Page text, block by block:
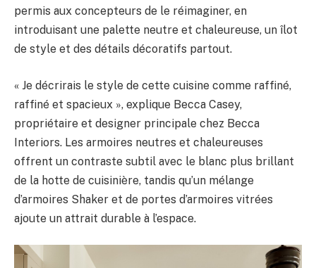
permis aux concepteurs de le réimaginer, en
introduisant une palette neutre et chaleureuse, un îlot
de style et des détails décoratifs partout.
« Je décrirais le style de cette cuisine comme raffiné,
raffiné et spacieux », explique Becca Casey,
propriétaire et designer principale chez Becca
Interiors. Les armoires neutres et chaleureuses
offrent un contraste subtil avec le blanc plus brillant
de la hotte de cuisinière, tandis qu’un mélange
d’armoires Shaker et de portes d’armoires vitrées
ajoute un attrait durable à l’espace.